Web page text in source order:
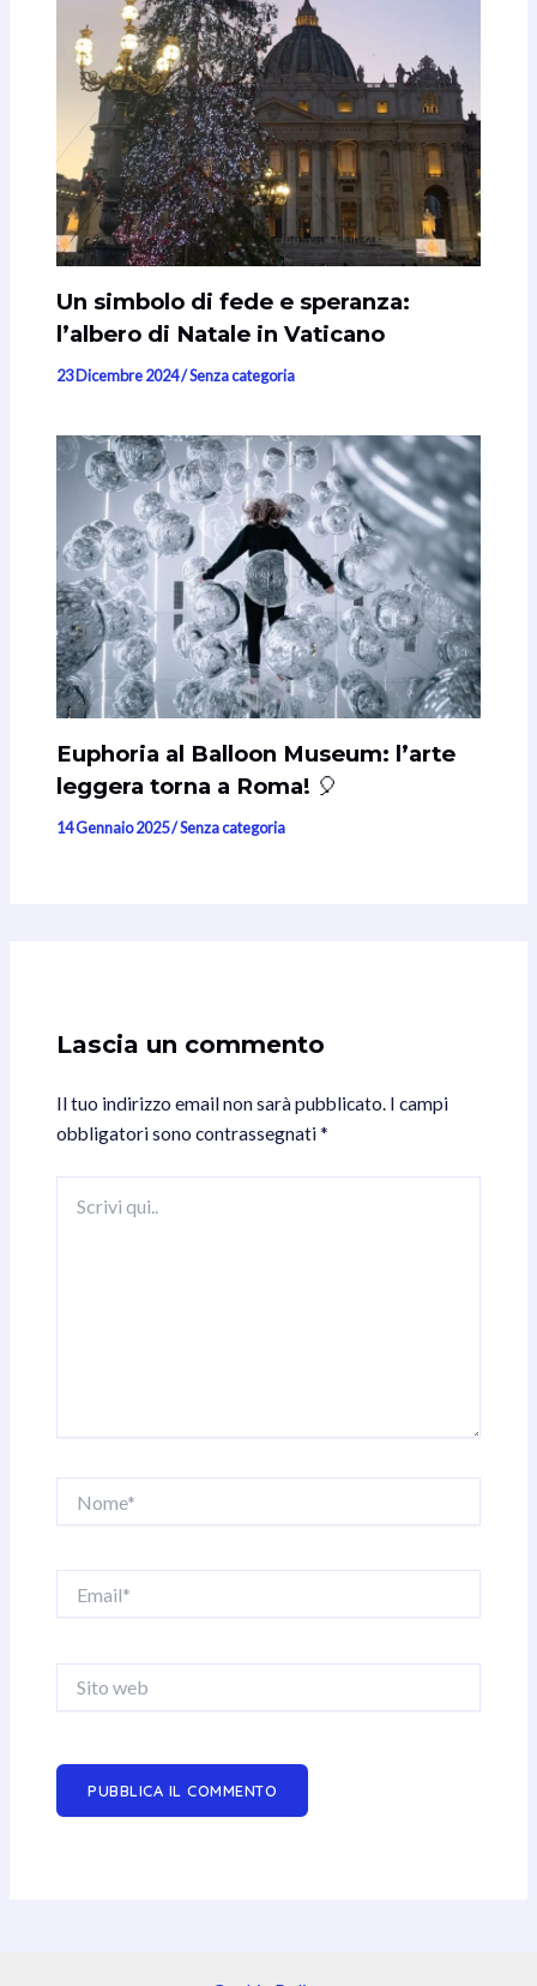
Un simbolo di fede e speranza:
l’albero di Natale in Vaticano
23 Dicembre 2024/Senza categoria
Euphoria al Balloon Museum: l’arte
leggera torna a Roma! 🎈
14 Gennaio 2025/Senza categoria
Lascia un commento
Il tuo indirizzo email non sarà pubblicato. I campi
obbligatori sono contrassegnati*
qui..
web